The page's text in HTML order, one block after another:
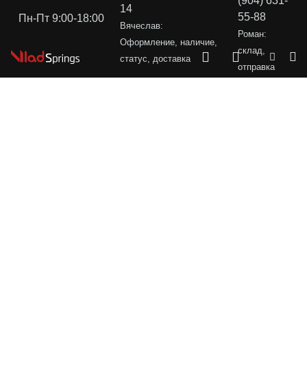
Пн-Пт 9:00-18:00
14
Вячеслав:
Оформление, наличие,
статус, доставка
55-88
Роман:
склад,
отправка